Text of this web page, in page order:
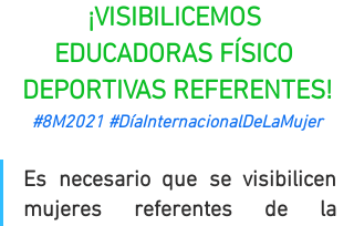
¡VISIBILICEMOS
EDUCADORAS FÍSICO
DEPORTIVAS REFERENTES!
#8M2021 #DíaInternacionalDeLaMujer
Es necesario que se visibilicen
mujeres referentes de la